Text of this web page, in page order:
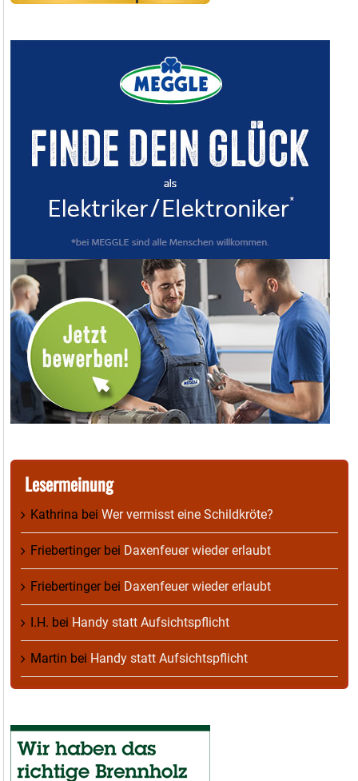
Lesermeinung
Kathrina bei Wer vermisst eine Schildkröte?
Friebertingerbei Daxenfeuer wieder erlaubt
Friebertingerbei Daxenfeuer wieder erlaubt
I.H. bei Handy statt Aufsichtspflicht
Martin bei Handy statt Aufsichtspflicht